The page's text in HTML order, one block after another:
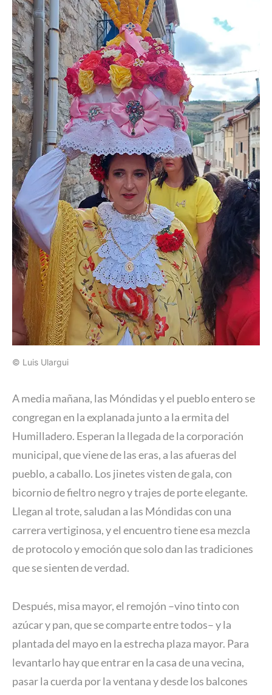
© Luis Ulargui
A media mañana, las Móndidas y el pueblo entero se
congregan en la explanada junto a la ermita del
Humilladero. Esperan la llegada de la corporación
municipal, que viene de las eras, a las afueras del
pueblo, a caballo. Los jinetes visten de gala, con
bicornio de fieltro negro y trajes de porte elegante.
Llegan al trote, saludan a las Móndidas con una
carrera vertiginosa, y el encuentro tiene esa mezcla
de protocolo y emoción que solo dan las tradiciones
que se sienten de verdad.
Después, misa mayor, el remojón –vino tinto con
azúcar y pan, que se comparte entre todos– y la
plantada del mayo en la estrecha plaza mayor. Para
levantarlo hay que entrar en la casa de una vecina,
pasar la cuerda por la ventana y desde los balcones